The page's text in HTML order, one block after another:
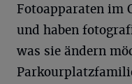
Fotoapparaten im
und haben
was sie ändern